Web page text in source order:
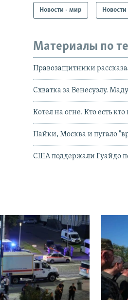
Новости - мир Новости
Материалы по
Правозащитники
Схватка за Венесуэлу.
Котел на огне. Кто есть
Пайки, Москва и пугало
США поддержали Гуайдо